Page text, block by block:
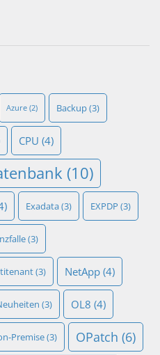
Azure (2) Backup(3)
CPU (4)
(10)
Exadata(3) EXPDP (3)
(3)
(3) NetApp (4)
(3) OL8 (4)
Premise(3) OPatch (6)